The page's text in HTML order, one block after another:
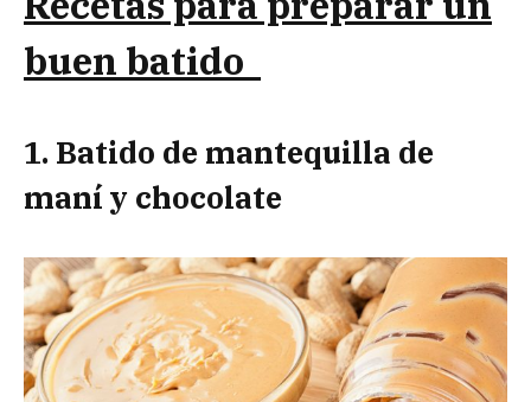
buen batido
1. Batido de mantequilla de
maní y chocolate